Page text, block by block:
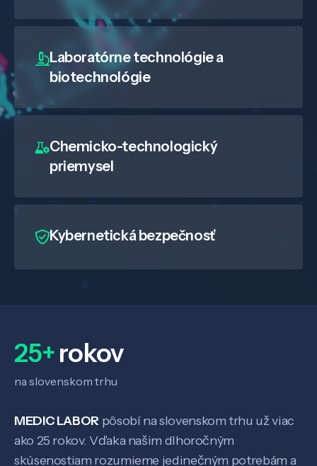
Veda a výskum
Laboratórne technológie a
biotechnológie
Chemicko-technologický
priemysel
Kybernetická bezpečnosť
25+rokov
na slovenskom trhu
MEDIC LABOR pôsobí na slovenskom trhu už viac
ako 25 rokov. Vďaka našim dlhoročným
skúsenostiam rozumieme jedinečným potrebám a